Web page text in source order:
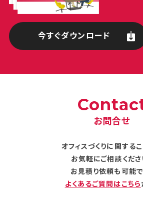
今すぐダウンロード
お問合せ
オフィスづくりに関する
お気軽にご相談くださ
お見積り依頼も可能で
よくあるご質問はこちら